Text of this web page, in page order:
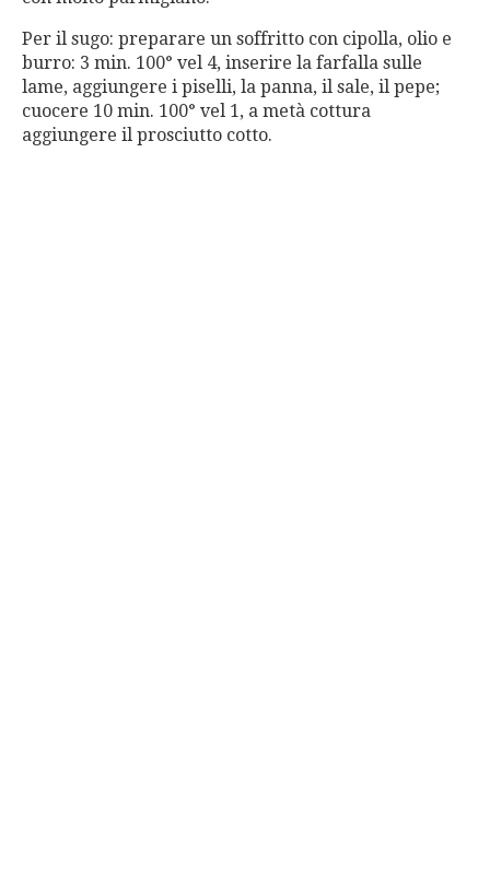
Per il sugo: preparare un soffritto con cipolla, olio e
burro: 3 min. 100° vel 4, inserire la farfalla sulle
lame, aggiungere i piselli, la panna, il sale, il pepe;
cuocere 10 min. 100° vel 1, a metà cottura
aggiungere il prosciutto cotto.